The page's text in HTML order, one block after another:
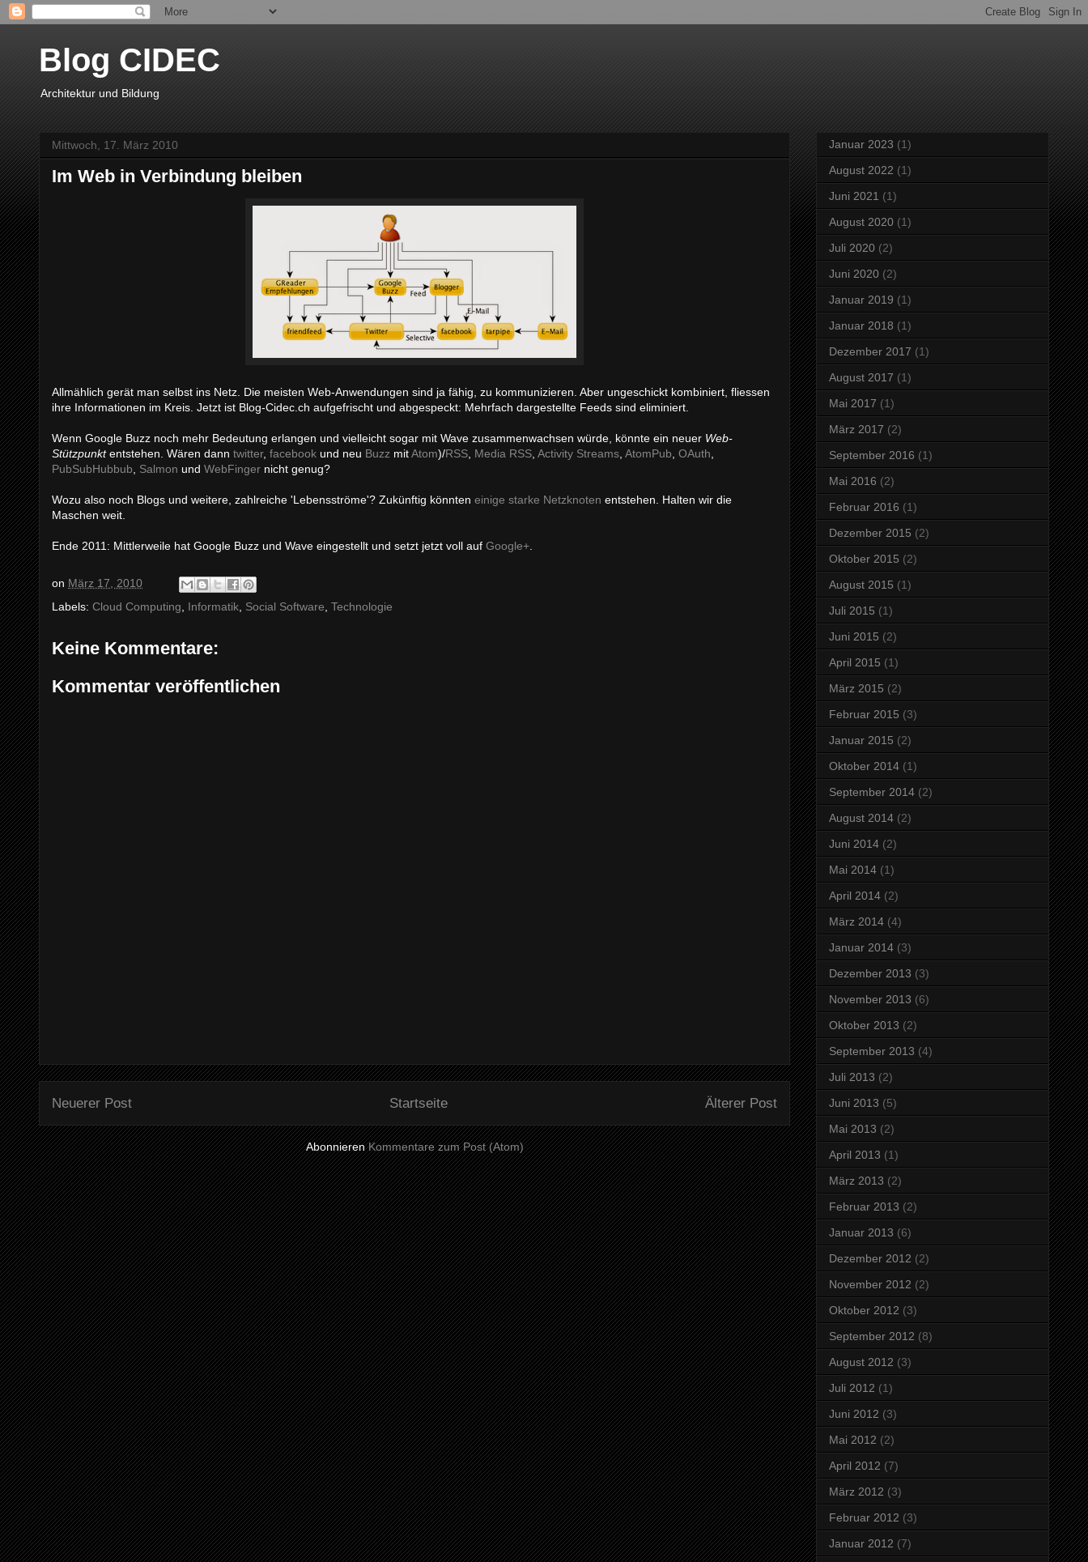
Blog CIDEC
Architektur und Bildung
Mittwoch, 17. März 2010
Im Web in Verbindung bleiben
Allmählich gerät man selbst ins Netz. Die meisten Web-Anwendungen sind ja fähig, zu kommunizieren. Aber ungeschickt kombiniert, fliessen
ihre Informationen im Kreis. Jetzt ist Blog-Cidec.ch aufgefrischt und abgespeckt: Mehrfach dargestellte Feeds sind eliminiert.
Wenn Google Buzz noch mehr Bedeutung erlangen und vielleicht sogar mit Wave zusammenwachsen würde, könnte ein neuer Web-
Stützpunktentstehen. Wären dann twitter, facebook und neu Buzz mitAtom)/RSS Media RSS Activity Streams AtomPub OAuth
PubSubHubbub
Salmon und WebFinger nicht genug?
Wozu also noch Blogs und weitere, zahlreiche 'Lebensströme'? Zukünftig könnten einige starke Netzknoten entstehen. Halten wir die
Maschen weit.
Ende 2011: Mittlerweile hat Google Buzz und Wave eingestellt und setzt jetzt voll auf Google+
on März 17, 2010
Labels: Cloud Computing Informatik Social Software Technologie
Keine Kommentare:
Kommentar veröffentlichen
Neuerer Post Älterer Post
Startseite
AbonnierenKommentare zum Post (Atom)
Januar 2023 (1)
August 2022 (1)
Juni 2021 (1)
August 2020 (1)
Juli 2020 (2)
Juni 2020 (2)
Januar 2019 (1)
Januar 2018 (1)
Dezember 2017 (1)
August 2017 (1)
Mai 2017 (1)
März 2017 (2)
September 2016 (1)
Mai 2016 (2)
Februar 2016 (1)
Dezember 2015 (2)
Oktober 2015 (2)
August 2015 (1)
Juli 2015 (1)
Juni 2015 (2)
April 2015 (1)
März 2015 (2)
Februar 2015 (3)
Januar 2015 (2)
Oktober 2014 (1)
September 2014 (2)
August 2014 (2)
Juni 2014 (2)
Mai 2014 (1)
April 2014 (2)
März 2014 (4)
Januar 2014 (3)
Dezember 2013 (3)
November 2013 (6)
Oktober 2013 (2)
September 2013 (4)
Juli 2013 (2)
Juni 2013 (5)
Mai 2013 (2)
April 2013 (1)
März 2013 (2)
Februar 2013 (2)
Januar 2013 (6)
Dezember 2012 (2)
November 2012 (2)
Oktober 2012 (3)
September 2012 (8)
August 2012 (3)
Juli 2012 (1)
Juni 2012 (3)
Mai 2012 (2)
April 2012 (7)
März 2012 (3)
Februar 2012 (3)
Januar 2012 (7)